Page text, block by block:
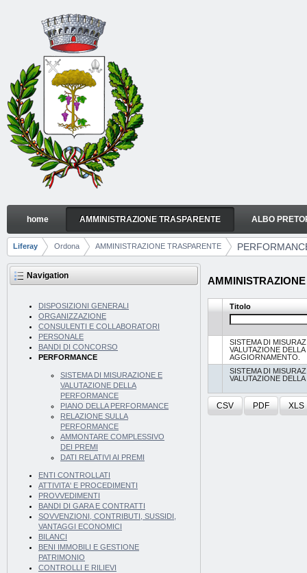
Skip to Content
PERFORMANCE
Navigation
home AMMINISTRAZIONE TRASPARENTE ALBO
Breadcrumbs
Liferay Ordona AMMINISTRAZIONE TRASPARENTE
Navigation
DISPOSIZIONI GENERALI
ORGANIZZAZIONE
CONSULENTI E COLLABORATORI
PERSONALE
BANDI DI CONCORSO
PERFORMANCE
SISTEMA DI MISURAZIONE E
VALUTAZIONE DELLA
PERFORMANCE
PIANO DELLA PERFORMANCE
RELAZIONE SULLA
PERFORMANCE
AMMONTARE COMPLESSIVO
DEI PREMI
DATI RELATIVI AI PREMI
ENTI CONTROLLATI
ATTIVITA' E PROCEDIMENTI
PROVVEDIMENTI
BANDI DI GARA E CONTRATTI
SOVVENZIONI, CONTRIBUTI, SUSSIDI,
VANTAGGI ECONOMICI
BILANCI
BENI IMMOBILI E GESTIONE
PATRIMONIO
CONTROLLI E RILIEVI
Titolo
SISTEMA DI
VALUTAZIONE
AGGIORNAMENTO.
SISTEMA DI
VALUTAZIONE
CSV PDF XLS